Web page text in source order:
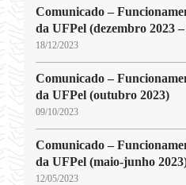
Comunicado –
da UFPel (dezembro 2023
18/12/2023
Comunicado –
da UFPel (outubro 2023)
09/10/2023
Comunicado –
da UFPel (maio-junho
12/05/2023